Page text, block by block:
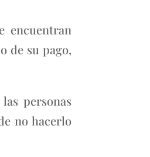
encuentran
de su pago,
personas
no hacerlo